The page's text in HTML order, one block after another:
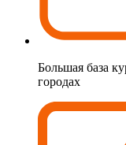
Большая база
городах